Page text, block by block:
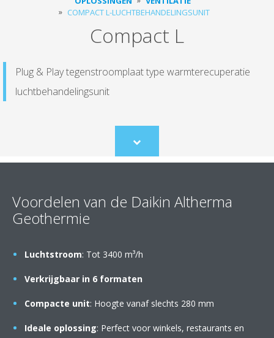
COMPACT L-LUCHTBEHANDELINGSUNIT
Compact L
Plug & Play tegenstroomplaat type warmterecuperatie
luchtbehandelingsunit
Scroll
to
Voordelen van de Daikin Altherma
Geothermie
Luchtstroom: Tot 3400 m³/h
Verkrijgbaar in 6 formaten
Compacte unit: Hoogte vanaf slechts 280 mm
Ideale oplossing: Perfect voor winkels, restaurants en